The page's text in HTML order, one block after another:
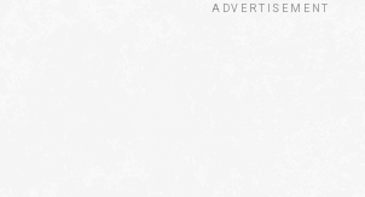
ADVERTISEMENT